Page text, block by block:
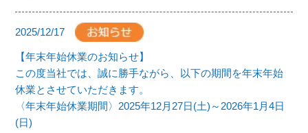
2025/12/17
【年末年始休業のお知らせ】
この度当社では、誠に勝手ながら、以下の期間を年末年始
休業とさせていただきます。
〈年末年始休業期間〉2025年12月27日(土)～2026年1月4日
(日)